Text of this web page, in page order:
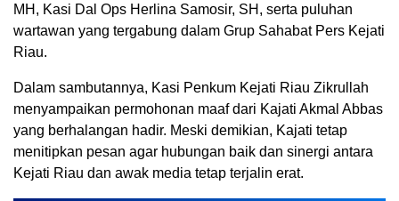
MH, Kasi Dal Ops Herlina Samosir, SH, serta puluhan
wartawan yang tergabung dalam Grup Sahabat Pers Kejati
Riau.
Dalam sambutannya, Kasi Penkum Kejati Riau Zikrullah
menyampaikan permohonan maaf dari Kajati Akmal Abbas
yang berhalangan hadir. Meski demikian, Kajati tetap
menitipkan pesan agar hubungan baik dan sinergi antara
Kejati Riau dan awak media tetap terjalin erat.